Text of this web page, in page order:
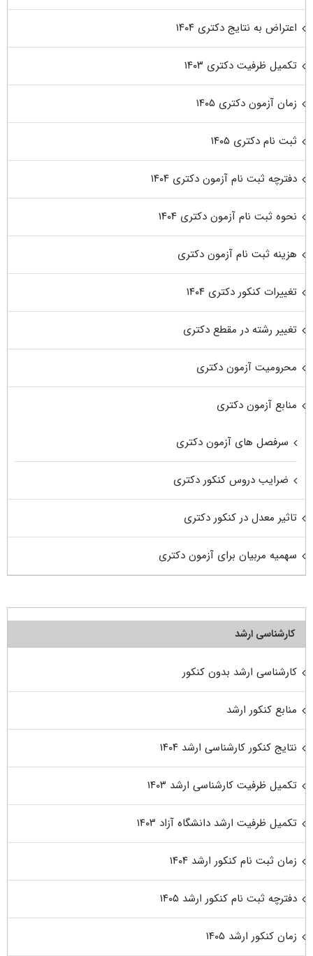
اعتراض به نتایج دکتری ۱۴۰۴
تکمیل ظرفیت دکتری ۱۴۰۳
زمان آزمون دکتری ۱۴۰۵
ثبت نام دکتری ۱۴۰۵
دفترچه ثبت نام آزمون دکتری ۱۴۰۴
نحوه ثبت نام آزمون دکتری ۱۴۰۴
هزینه ثبت نام آزمون دکتری
تغییرات کنکور دکتری ۱۴۰۴
تغییر رشته در مقطع دکتری
محرومیت آزمون دکتری
منابع آزمون دکتری
سرفصل های آزمون دکتری
ضرایب دروس کنکور دکتری
تاثیر معدل در کنکور دکتری
سهمیه مربیان برای آزمون دکتری
کارشناسی ارشد
کارشناسی ارشد بدون کنکور
منابع کنکور ارشد
نتایج کنکور کارشناسی ارشد ۱۴۰۴
تکمیل ظرفیت کارشناسی ارشد ۱۴۰۳
تکمیل ظرفیت ارشد دانشگاه آزاد ۱۴۰۳
زمان ثبت نام کنکور ارشد ۱۴۰۴
دفترچه ثبت نام کنکور ارشد ۱۴۰۵
زمان کنکور ارشد ۱۴۰۵